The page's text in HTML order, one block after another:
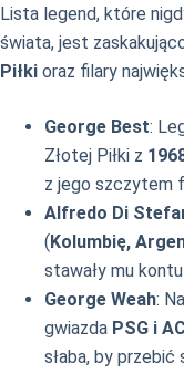
Lista legend, które
świata, jest
Piłki oraz filary
George Best:
Złotej Piłki z
z jego szczytem
Alfredo Di
( Kolumbię,
stawały mu
George Weah:
gwiazda PSG i
słaba, by przebić